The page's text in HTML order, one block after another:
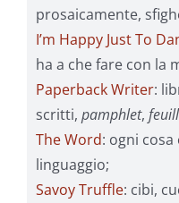
prosaicamente,
I’m Happy Just To
ha a che fare con la
Paperback Writer:
scritti, pamphlet,
The Word: ogni
linguaggio;
Savoy Truffle: cibi,